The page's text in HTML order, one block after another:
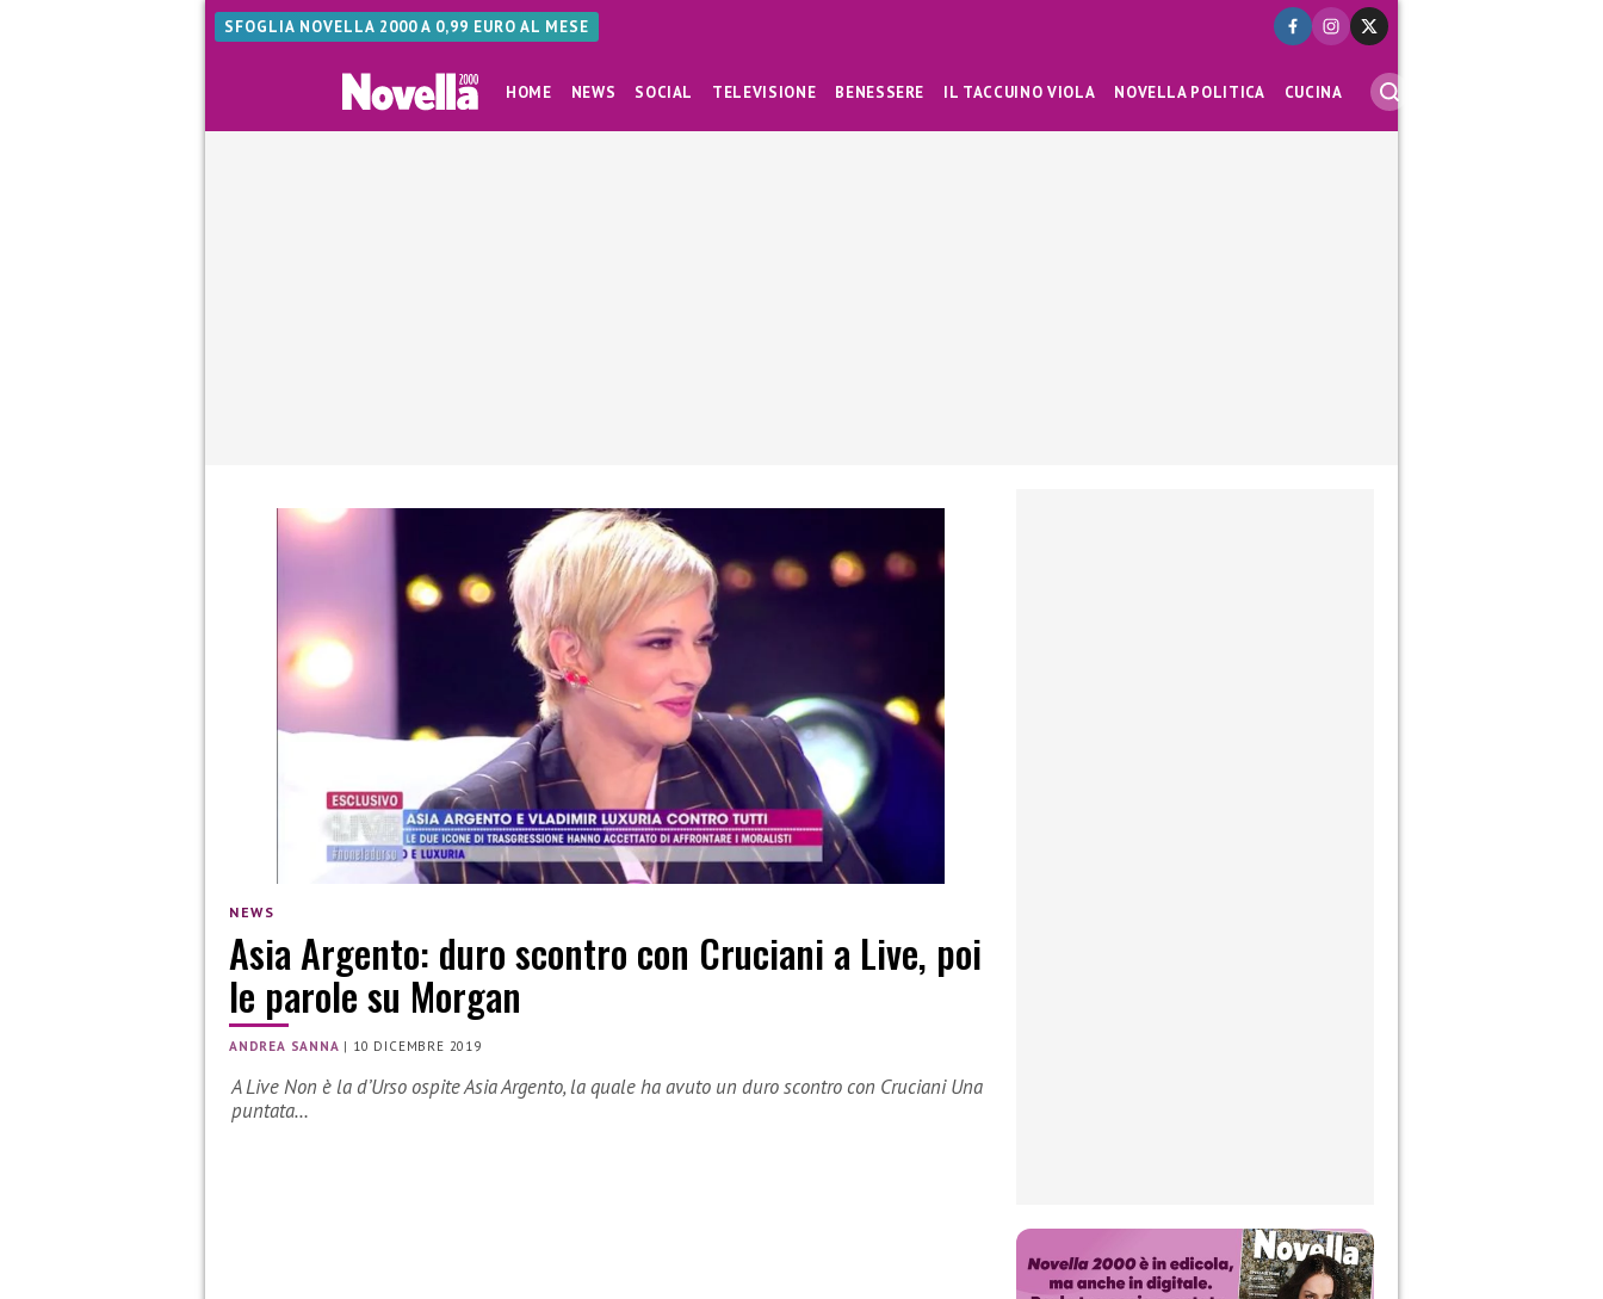
SFOGLIA NOVELLA 2000 A 0,99 EURO AL MESE
HOME NEWS SOCIAL TELEVISIONE BENESSERE IL TACCUINO VIOLA NOVELLA POLITICA CUCINA
NEWS
Asia Argento: duro scontro con Cruciani a Live, poi
le parole su Morgan
ANDREA SANNA | 10 DICEMBRE 2019
A Live Non è la d’Urso ospite Asia Argento, la quale ha avuto un duro scontro con Cruciani Una
puntata…